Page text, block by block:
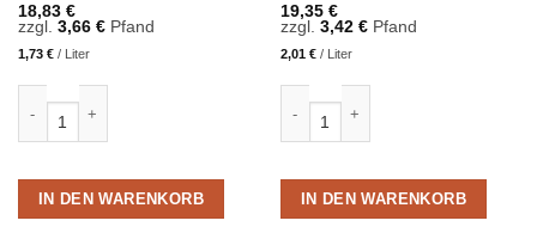
18,83 €
zzgl. 3,66 €Pfand
1,73 €/ Liter
IN DEN WARENKORB
19,35 €
zzgl. 3,42 €Pfand
2,01 €/ Liter
IN DEN WARENKORB